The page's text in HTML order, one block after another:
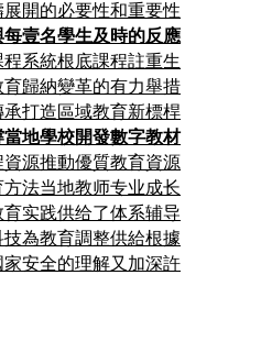
開的必要性和重要性
壹名學生及時的反應
系統根底課程註重生
歸納變革的有力舉措
打造區域教育新標桿
地學校開發數字教材
源推動優質教育資源
法当地教师专业成长
实践供给了体系辅导
為教育調整供給根據
安全的理解又加深許